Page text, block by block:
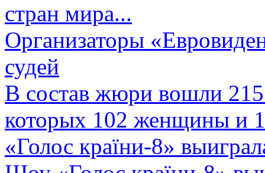
стран мира...
Организаторы
судей
В состав жюри вошли 215
которых 102 женщины и
«Голос країни-8»